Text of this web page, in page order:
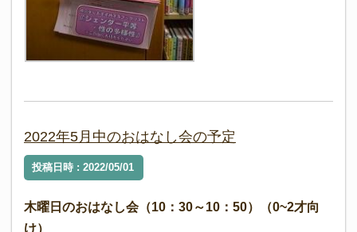
2022年5月中のおはなし会の予定
投稿日時 : 2022/05/01
木曜日のおはなし会（10：30～10：50）（0~2才向
け）